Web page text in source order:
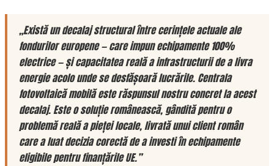
„Există un decalaj structural între cerințele actuale ale
fondurilor europene — care impun echipamente 100%
electrice — și capacitatea reală a infrastructurii de a livra
energie acolo unde se desfășoară lucrările. Centrala
fotovoltaică mobilă este răspunsul nostru concret la acest
decalaj. Este o soluție românească, gândită pentru o
problemă reală a pieței locale, livrată unui client român
care a luat decizia corectă de a investi în echipamente
eligibile pentru finanțările UE.”